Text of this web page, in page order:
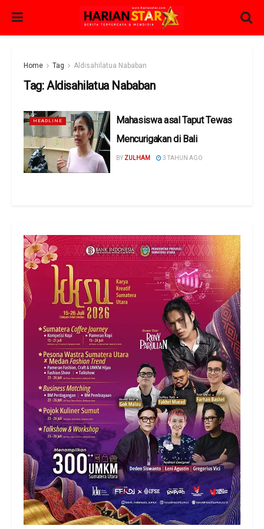
Home Tag Aldisahilatua Nababan
Tag:Aldisahilatua Nababan
HEADLINE
Mahasiswa asal Taput Tewas
Mencurigakan di Bali
BY ZULHAM 3 TAHUN AGO